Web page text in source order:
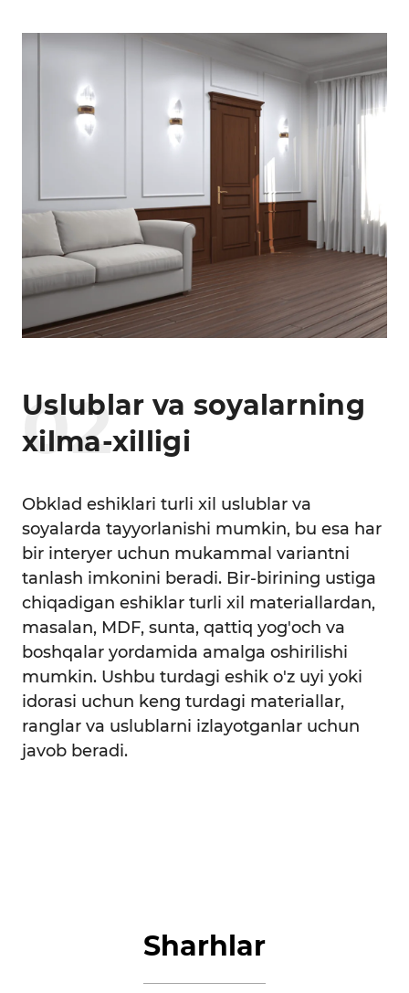
Uslublar va soyalarning
xilma-xilligi
02
Obklad eshiklari turli xil uslublar va
soyalarda tayyorlanishi mumkin, bu esa har
bir interyer uchun mukammal variantni
tanlash imkonini beradi. Bir-birining ustiga
chiqadigan eshiklar turli xil materiallardan,
masalan, MDF, sunta, qattiq yog'och va
boshqalar yordamida amalga oshirilishi
mumkin. Ushbu turdagi eshik o'z uyi yoki
idorasi uchun keng turdagi materiallar,
ranglar va uslublarni izlayotganlar uchun
javob beradi.
Sharhlar